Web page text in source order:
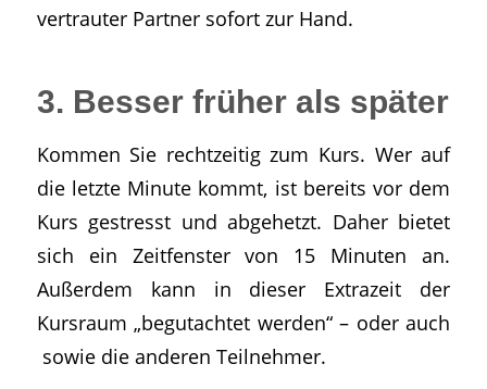
vertrauter Partner sofort zur Hand.
3. Besser früher als später
Kommen Sie rechtzeitig zum Kurs. Wer auf
die letzte Minute kommt, ist bereits vor dem
Kurs gestresst und abgehetzt. Daher bietet
sich ein Zeitfenster von 15 Minuten an.
Außerdem kann in dieser Extrazeit der
Kursraum „begutachtet werden“ – oder auch
sowie die anderen Teilnehmer.